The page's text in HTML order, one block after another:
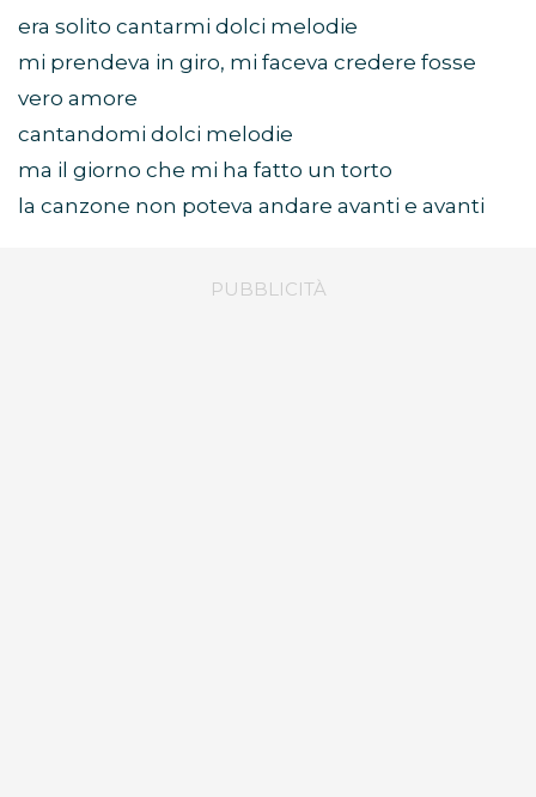
era solito cantarmi dolci melodie
mi prendeva in giro, mi faceva credere fosse
vero amore
cantandomi dolci melodie
ma il giorno che mi ha fatto un torto
la canzone non poteva andare avanti e avanti